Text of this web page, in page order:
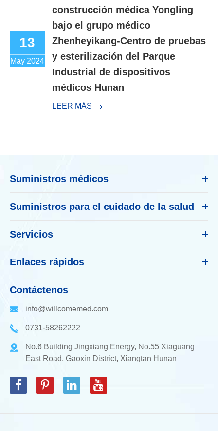
13
May 2024
construcción médica Yongling
bajo el grupo médico
Zhenheyikang-Centro de pruebas
y esterilización del Parque
Industrial de dispositivos
médicos Hunan
LEER MÁS
Suministros médicos
Suministros para el cuidado de la salud
Servicios
Enlaces rápidos
Contáctenos
info@willcomemed.com
0731-58262222
No.6 Building Jingxiang Energy, No.55 Xiaguang
East Road, Gaoxin District, Xiangtan Hunan